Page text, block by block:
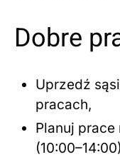
Dobre
Uprzedź
pracach,
Planuj prace